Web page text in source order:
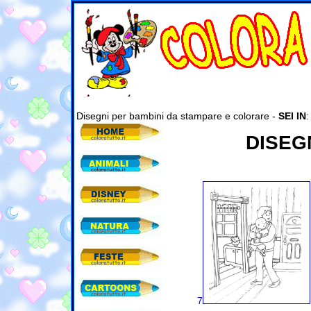
Disegni per bambini da stampare e colorare - SEI IN:
7